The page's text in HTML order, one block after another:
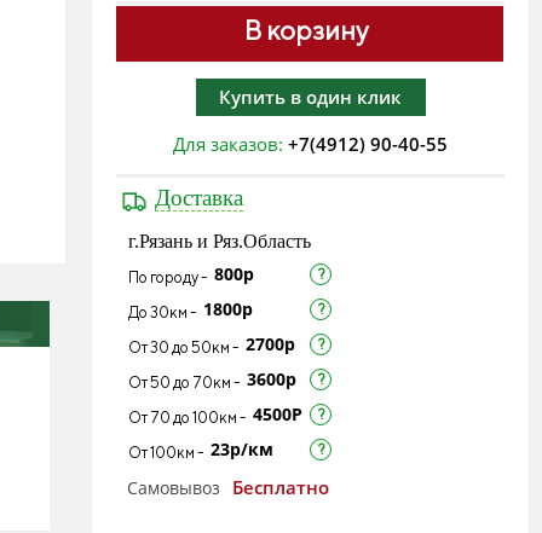
В корзину
Купить в один клик
Для заказов:+7(4912) 90-40-55
Доставка
г.Рязань и Ряз.Область
По городу - 800р
До 30км - 1800р
От 30 до 50км - 2700р
От 50 до 70км - 3600р
От 70 до 100км - 4500Р
От 100км - 23р/км
Самовывоз
Бесплатно